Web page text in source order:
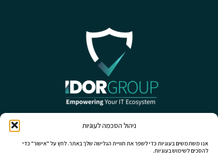
ניהול הסכמה לעוגיות
אנו משתמשים בעוגיות כדי לשפר את חוויית הגלישה שלך באתר. לחץ על "אישור" כדי
להסכים לשימוש בעוגיות.